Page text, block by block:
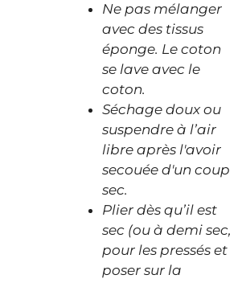
Ne pas mélanger
avec des tissus
éponge. Le coton
se lave avec le
coton.
Séchage doux ou
suspendre à l’air
libre après l'avoir
secouée d'un coup
sec.
Plier dès qu’il est
sec (ou à demi sec,
pour les pressés et
poser sur la